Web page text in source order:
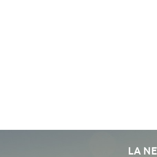
LA